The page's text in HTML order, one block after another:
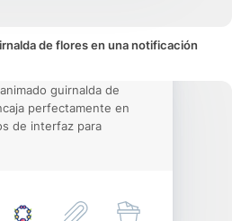
de flores en una notificación
guirnalda de
perfectamente en
de interfaz para